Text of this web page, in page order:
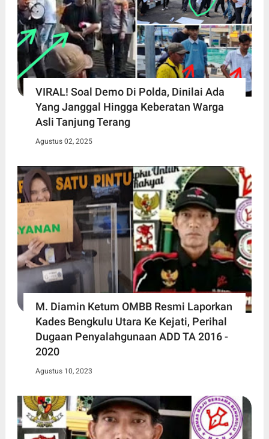
VIRAL! Soal Demo Di Polda, Dinilai Ada
Yang Janggal Hingga Keberatan Warga
Asli Tanjung Terang
Agustus 02, 2025
M. Diamin Ketum OMBB Resmi Laporkan
Kades Bengkulu Utara Ke Kejati, Perihal
Dugaan Penyalahgunaan ADD TA 2016 -
2020
Agustus 10, 2023